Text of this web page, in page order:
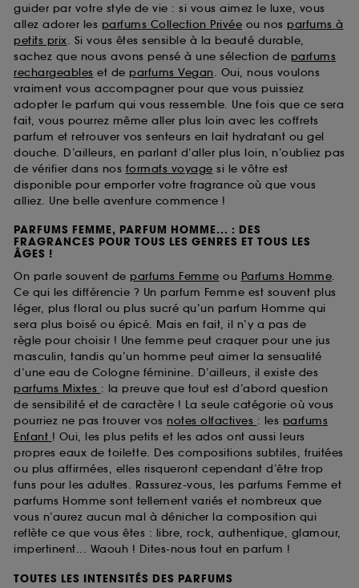
guider par votre style de vie : si vous aimez le luxe, vous
allez adorer les parfums Collection Privée ou nos parfums à
petits prix. Si vous êtes sensible à la beauté durable,
sachez que nous avons pensé à une sélection de parfums
rechargeables et de parfums Vegan. Oui, nous voulons
vraiment vous accompagner pour que vous puissiez
adopter le parfum qui vous ressemble. Une fois que ce sera
fait, vous pourrez même aller plus loin avec les coffrets
parfum et retrouver vos senteurs en lait hydratant ou gel
douche. D’ailleurs, en parlant d’aller plus loin, n’oubliez pas
de vérifier dans nos formats voyage si le vôtre est
disponible pour emporter votre fragrance où que vous
alliez. Une belle aventure commence !
PARFUMS FEMME, PARFUM HOMME... : DES
FRAGRANCES POUR TOUS LES GENRES ET TOUS LES
ÂGES !
On parle souvent de parfums Femme ou Parfums Homme.
Ce qui les différencie ? Un parfum Femme est souvent plus
léger, plus floral ou plus sucré qu’un parfum Homme qui
sera plus boisé ou épicé. Mais en fait, il n’y a pas de
règle pour choisir ! Une femme peut craquer pour une jus
masculin, tandis qu’un homme peut aimer la sensualité
d’une eau de Cologne féminine. D’ailleurs, il existe des
parfums Mixtes : la preuve que tout est d’abord question
de sensibilité et de caractère ! La seule catégorie où vous
pourriez ne pas trouver vos notes olfactives : les parfums
Enfant ! Oui, les plus petits et les ados ont aussi leurs
propres eaux de toilette. Des compositions subtiles, fruitées
ou plus affirmées, elles risqueront cependant d’être trop
funs pour les adultes. Rassurez-vous, les parfums Femme et
parfums Homme sont tellement variés et nombreux que
vous n’aurez aucun mal à dénicher la composition qui
reflète ce que vous êtes : libre, rock, authentique, glamour,
impertinent... Waouh ! Dites-nous tout en parfum !
TOUTES LES INTENSITÉS DES PARFUMS